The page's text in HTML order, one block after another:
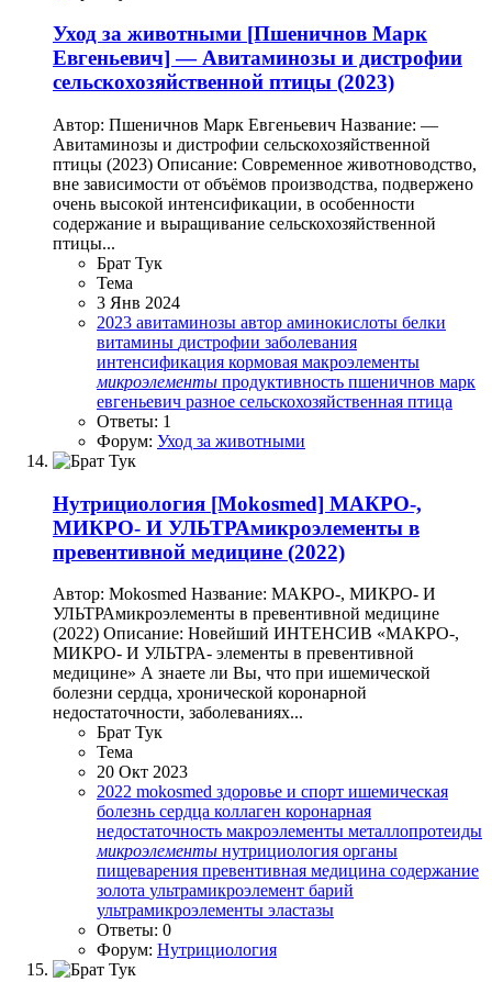
Уход за животными [Пшеничнов Марк
Евгеньевич] — Авитаминозы и дистрофии
сельскохозяйственной птицы (2023)
Автор: Пшеничнов Марк Евгеньевич Название: —
Авитаминозы и дистрофии сельскохозяйственной
птицы (2023) Описание: Современное животноводство,
вне зависимости от объёмов производства, подвержено
очень высокой интенсификации, в особенности
содержание и выращивание сельскохозяйственной
птицы...
Брат Тук
Тема
3 Янв 2024
2023 авитаминозы автор аминокислоты белки
витамины дистрофии заболевания
интенсификация кормовая макроэлементы
микроэлементы продуктивность пшеничнов марк
евгеньевич разное сельскохозяйственная птица
Ответы: 1
Форум: Уход за животными
Нутрициология [Mokosmed] МАКРО-,
МИКРО- И УЛЬТРАмикроэлементы в
превентивной медицине (2022)
Автор: Mokosmed Название: МАКРО-, МИКРО- И
УЛЬТРАмикроэлементы в превентивной медицине
(2022) Описание: Новейший ИНТЕНСИВ «МАКРО-,
МИКРО- И УЛЬТРА- элементы в превентивной
медицине» А знаете ли Вы, что при ишемической
болезни сердца, хронической коронарной
недостаточности, заболеваниях...
Брат Тук
Тема
20 Окт 2023
2022 mokosmed здоровье и спорт ишемическая
болезнь сердца коллаген коронарная
недостаточность макроэлементы металлопротеиды
микроэлементы нутрициология органы
пищеварения превентивная медицина содержание
золота ультрамикроэлемент барий
ультрамикроэлементы эластазы
Ответы: 0
Форум: Нутрициология